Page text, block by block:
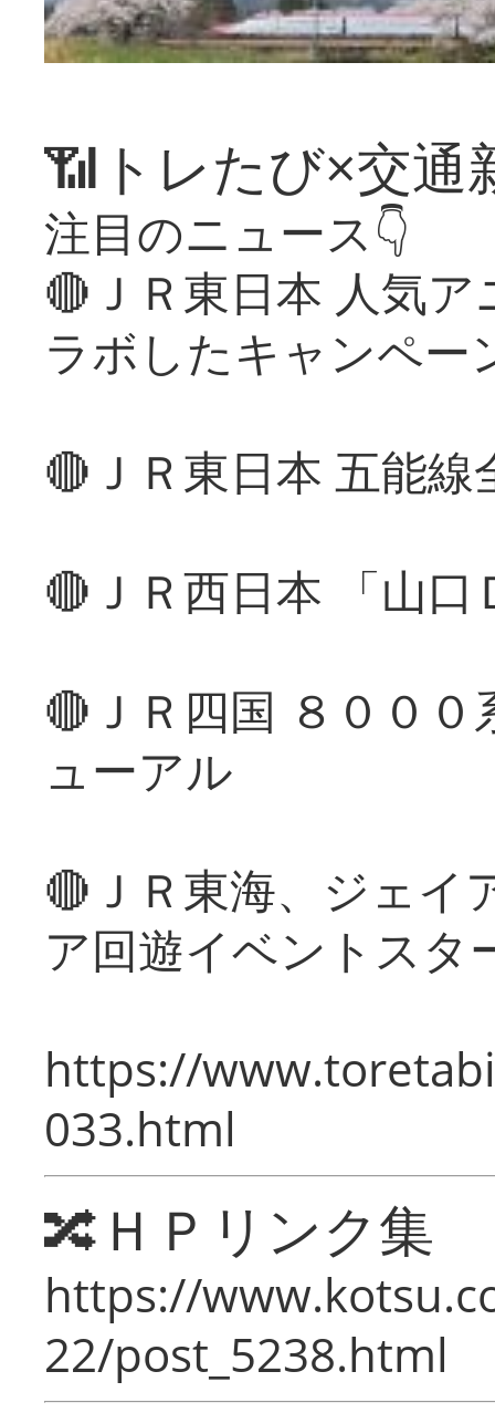
📶トレたび×交通
注目のニュース👇
🔴ＪＲ東日本 人気
ラボしたキャンペー
🔴ＪＲ東日本 五能
🔴ＪＲ西日本 「山
🔴ＪＲ四国 ８００
ューアル
🔴ＪＲ東海、ジェイ
ア回遊イベントスタ
https://
033.html
🔀ＨＰリンク集
https://
22/post_5238.html